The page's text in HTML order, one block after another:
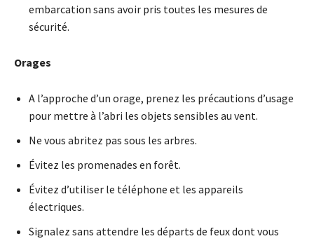
embarcation sans avoir pris toutes les mesures de
sécurité.
Orages
A l’approche d’un orage, prenez les précautions d’usage
pour mettre à l’abri les objets sensibles au vent.
Ne vous abritez pas sous les arbres.
Évitez les promenades en forêt.
Évitez d’utiliser le téléphone et les appareils
électriques.
Signalez sans attendre les départs de feux dont vous